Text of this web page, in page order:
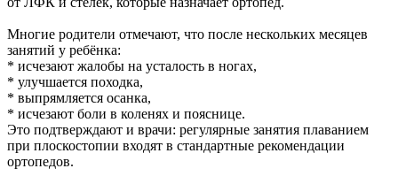
Многие родители отмечают, что после нескольких месяцев
занятий у ребёнка:
* исчезают жалобы на усталость в ногах,
* улучшается походка,
* выпрямляется осанка,
* исчезают боли в коленях и пояснице.
Это подтверждают и врачи: регулярные занятия плаванием
при плоскостопии входят в стандартные рекомендации
ортопедов.